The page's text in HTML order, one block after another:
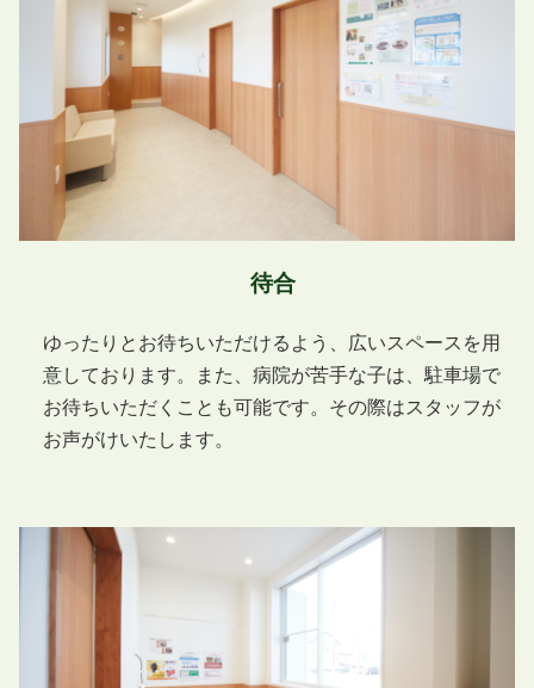
待合
ゆったりとお待ちいただけるよう、広いスペースを用
意しております。また、病院が苦手な子は、駐車場で
お待ちいただくことも可能です。その際はスタッフが
お声がけいたします。